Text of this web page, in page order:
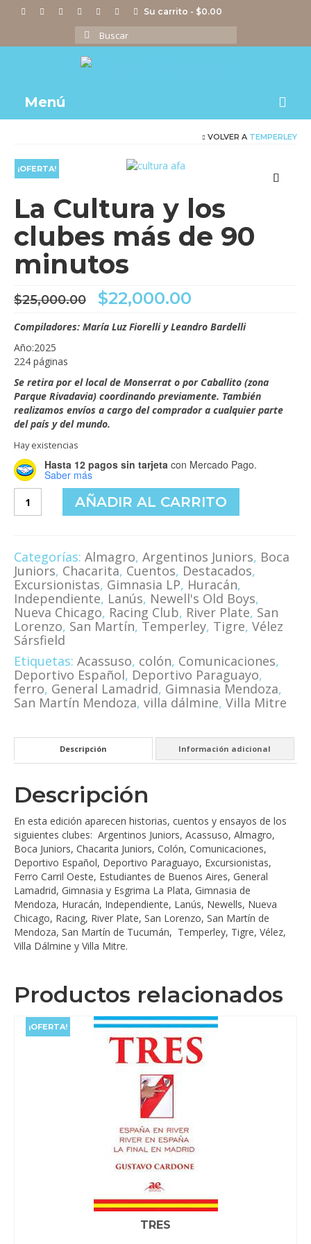
Su carrito - $0.00
Buscar
por:
Menú
Actividades
Imágenes
Videos
Tienda
VOLVER A TEMPERLEY
¡OFERTA!
La Cultura y los
clubes más de 90
minutos
$25,000.00 El
precio
original
$22,000.00
actual
Compiladores: María Luz Fiorelli y Leandro Bardelli
Año:2025
224 páginas
Se retira por el local de Monserrat o por Caballito (zona
Parque Rivadavia) coordinando previamente. También
realizamos envíos a cargo del comprador a cualquier parte
del país y del mundo.
Hay existencias
Hasta 12 pagos sin tarjeta con Mercado Pago.
Saber más
Cultura
clubes
más
de
90
minutos
cantidad
AÑADIR AL CARRITO
Categorías: Almagro, Argentinos Juniors, Boca
Juniors, Chacarita, Cuentos, Destacados,
Excursionistas, Gimnasia LP, Huracán,
Independiente, Lanús, Newell's Old Boys,
Nueva Chicago, Racing Club, River Plate, San
Lorenzo, San Martín, Temperley, Tigre, Vélez
Sársfield
Etiquetas: Acassuso, colón, Comunicaciones,
Deportivo Español, Deportivo Paraguayo,
ferro, General Lamadrid, Gimnasia Mendoza,
San Martín Mendoza, villa dálmine, Villa Mitre
Descripción Información adicional
Descripción
En esta edición aparecen historias, cuentos y ensayos de los
siguientes clubes: Argentinos Juniors, Acassuso, Almagro,
Boca Juniors, Chacarita Juniors, Colón, Comunicaciones,
Deportivo Español, Deportivo Paraguayo, Excursionistas,
Ferro Carril Oeste, Estudiantes de Buenos Aires, General
Lamadrid, Gimnasia y Esgrima La Plata, Gimnasia de
Mendoza, Huracán, Independiente, Lanús, Newells, Nueva
Chicago, Racing, River Plate, San Lorenzo, San Martín de
Mendoza, San Martín de Tucumán, Temperley, Tigre, Vélez,
Villa Dálmine y Villa Mitre.
Productos relacionados
¡OFERTA!
TRES